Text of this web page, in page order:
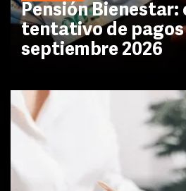
Pensión Bienestar:
tentativo de pagos
septiembre 2026